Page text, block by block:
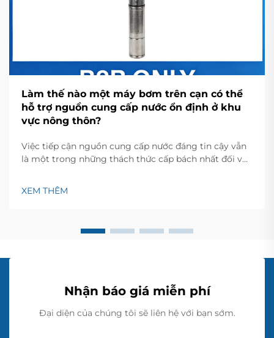
Làm thế nào một máy bơm trên cạn có thể
hỗ trợ nguồn cung cấp nước ổn định ở khu
vực nông thôn?
Việc tiếp cận nguồn cung cấp nước đáng tin cậy vẫn
là một trong những thách thức cấp bách nhất đối với
bơm đất là một thành phần hạ tầng then chốt, có khả
năng cải thiện đáng kể khả năng tiếp cận nước tại
XEM THÊM
Nhận báo giá miễn phí
Đại diện của chúng tôi sẽ liên hệ với bạn sớm.